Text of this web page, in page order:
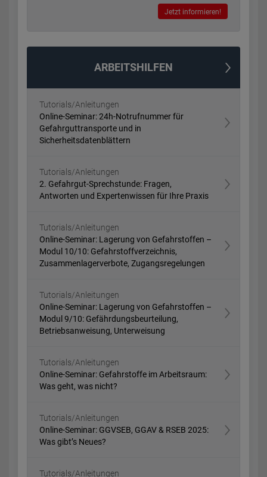
Jetzt informieren!
ARBEITSHILFEN
Tutorials/Anleitungen
Online-Seminar: 24h-Notrufnummer für
Gefahrguttransporte und in
Sicherheitsdatenblättern
Tutorials/Anleitungen
2. Gefahrgut-Sprechstunde: Fragen,
Antworten und Expertenwissen für Ihre Praxis
Tutorials/Anleitungen
Online-Seminar: Lagerung von Gefahrstoffen –
Modul 10/10: Gefahrstoffverzeichnis,
Zusammenlagerverbote, Zugangsregelungen
Tutorials/Anleitungen
Online-Seminar: Lagerung von Gefahrstoffen –
Modul 9/10: Gefährdungsbeurteilung,
Betriebsanweisung, Unterweisung
Tutorials/Anleitungen
Online-Seminar: Gefahrstoffe im Arbeitsraum:
Was geht, was nicht?
Tutorials/Anleitungen
Online-Seminar: GGVSEB, GGAV & RSEB 2025:
Was gibt’s Neues?
Tutorials/Anleitungen